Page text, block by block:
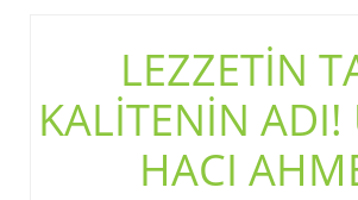
LEZZETİN
KALİTENİN ADI!
HACI